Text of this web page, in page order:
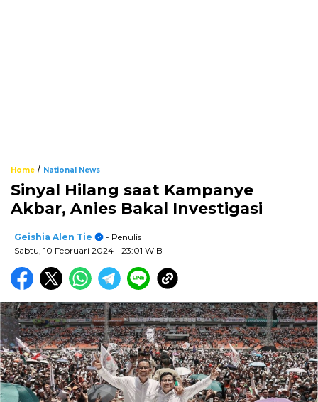
Home / National News
Sinyal Hilang saat Kampanye
Akbar, Anies Bakal Investigasi
Geishia Alen Tie
- Penulis
Sabtu, 10 Februari 2024 - 23:01 WIB